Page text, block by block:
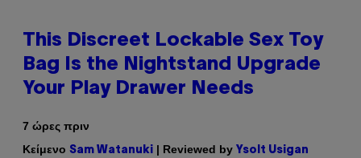
This Discreet Lockable Sex Toy
Bag Is the Nightstand Upgrade
Your Play Drawer Needs
7 ώρες πριν
Κείμενο Sam Watanuki | Reviewed by Ysolt Usigan